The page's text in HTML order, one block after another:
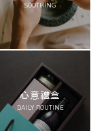
SOOTHING
心意禮盒
DAILY ROUTINE